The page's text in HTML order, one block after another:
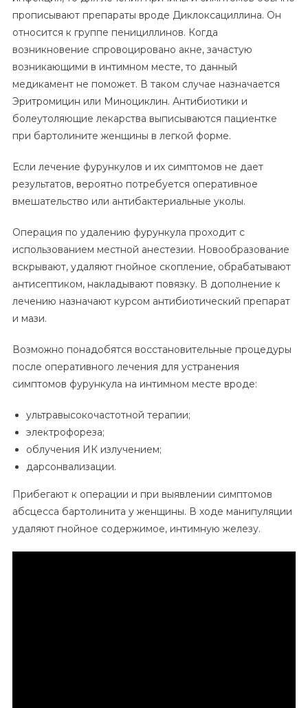
прописывают препараты вроде Диклоксациллина. Он
относится к группе пенициллинов. Когда
возникновение спровоцировано акне, зачастую
возникающими в интимном месте, то данный
медикамент не поможет. В таком случае назначается
Эритромицин или Миноциклин. Антибиотики и
болеутоляющие лекарства выписываются пациентке
при бартолините женщины в легкой форме.
Если лечение фурункулов и их симптомов не дает
результатов, вероятно потребуется оперативное
вмешательство или антибактериальные уколы.
Операция по удалению фурункула проходит с
использованием местной анестезии. Новообразование
вскрывают, удаляют гнойное скопление, обрабатывают
антисептиком, накладывают повязку. В дополнение к
лечению назначают курсом антибиотический препарат
и мази.
Возможно понадобятся восстановительные процедуры
после оперативного лечения для устранения
симптомов фурункула на интимном месте вроде:
ультравысокочастотной терапии;
электрофореза;
облучения ИК излучением;
дарсонвализации.
Прибегают к операции и при выявлении симптомов
абсцесса бартолинита у женщины. В ходе манипуляции
удаляют гнойное содержимое, интимную железу.